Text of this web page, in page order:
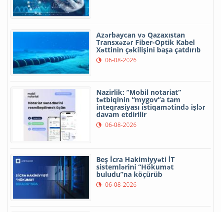
Azərbaycan və Qazaxıstan
Transxəzər Fiber-Optik Kabel
Xəttinin çəkilişini başa çatdırıb
06-08-2026
Nazirlik: “Mobil notariat”
tətbiqinin “mygov”a tam
inteqrasiyası istiqamətində işlər
davam etdirilir
06-08-2026
Beş İcra Hakimiyyəti İT
sistemlərini “Hökumət
buludu”na köçürüb
06-08-2026